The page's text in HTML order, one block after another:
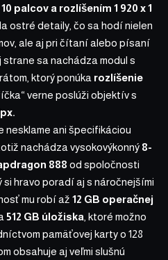
palcov a rozlíšením 1 920 x 1
ostré detaily, čo sa hodí nielen
ale aj pri čítaní alebo písaní
strane sa nachádza modul s
ktorý ponúka rozlíšenie
verne poslúži objektív s
nesklame ani špecifikáciou
nachádza vysokovýkonný 8-
888 od spoločnosti
si hravo poradí aj s náročnejšími
mu robí až 12 GB operačnej
512 GB úložiska , ktoré možno
pamäťovej karty o 128
obsahuje aj veľmi slušnú